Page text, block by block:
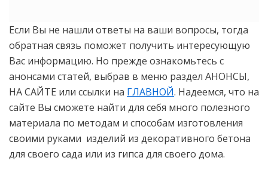
Если Вы не нашли ответы на ваши вопросы, тогда
обратная связь поможет получить интересующую
Вас информацию. Но прежде ознакомьтесь с
анонсами статей, выбрав в меню раздел АНОНСЫ,
НА САЙТЕ или ссылки на ГЛАВНОЙ. Надеемся, что на
сайте Вы сможете найти для себя много полезного
материала по методам и способам изготовления
своими руками изделий из декоративного бетона
для своего сада или из гипса для своего дома.